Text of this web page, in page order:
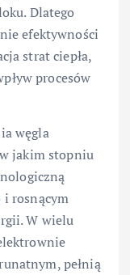
Dlatego
efektywności
strat ciepła,
procesów
węgla
jakim stopniu
i rosnącym
W wielu
pełnią